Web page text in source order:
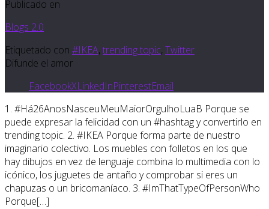
Publicado en
Blogs 2.0
Etiquetado con #IKEA, trending topic, Twitter
Difunde el amor
FacebookXLinkedInPinterestEmail
1. #Há26AnosNasceuMeuMaiorOrgulhoLuaB Porque se
puede expresar la felicidad con un #hashtag y convertirlo en
trending topic. 2. #IKEA Porque forma parte de nuestro
imaginario colectivo. Los muebles con folletos en los que
hay dibujos en vez de lenguaje combina lo multimedia con lo
icónico, los juguetes de antaño y comprobar si eres un
chapuzas o un bricomaníaco. 3. #ImThatTypeOfPersonWho
Porque[…]